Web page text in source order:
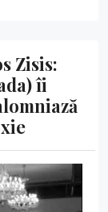
Zisis:
îi